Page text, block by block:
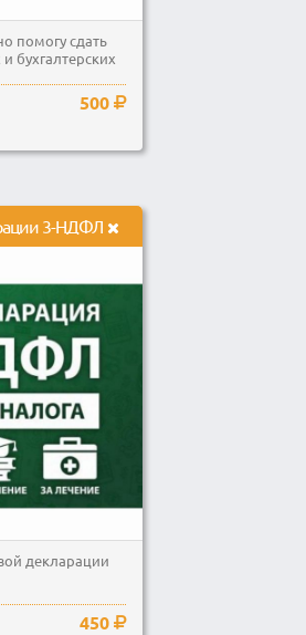
помогу сдать
бухгалтерских
500
3-НДФЛ
декларации
450